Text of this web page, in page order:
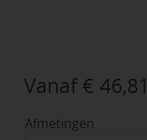
Vanaf € 46,81
Afmetingen